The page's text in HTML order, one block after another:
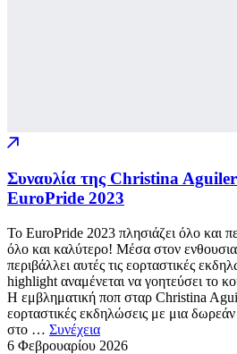
Συναυλία της Christina
EuroPride 2023
Το EuroPride 2023 πλησιάζει όλο και
όλο και καλύτερο! Μέσα στον
περιβάλλει αυτές τις εορταστικές
highlight αναμένεται να γοητεύσει το
Η εμβληματική ποπ σταρ Christina
εορταστικές εκδηλώσεις με μια
στο … Συνέχεια
6 Φεβρουαρίου 2026